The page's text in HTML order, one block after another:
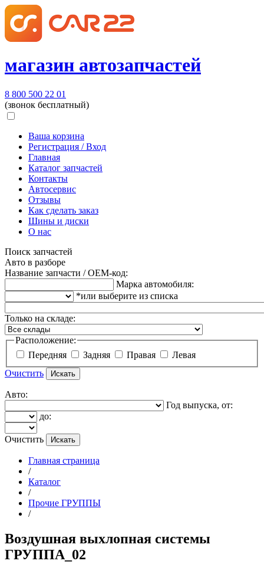
магазин автозапчастей
8 800 500 22 01
(звонок бесплатный)
Ваша корзина
Регистрация / Вход
Главная
Каталог запчастей
Контакты
Автосервис
Отзывы
Как сделать заказ
Шины и диски
О нас
Поиск запчастей
Авто в разборе
Название запчасти / OEM-код:
Марка автомобиля:
*или выберите из списка
Только на складе:
Расположение:
Передняя
Задняя Правая
Левая
Очистить
Авто:
Год выпуска, от:
до:
Очистить
Главная страница
/
Каталог
/
Прочие ГРУППЫ
/
Воздушная выхлопная системы
ГРУППА_02